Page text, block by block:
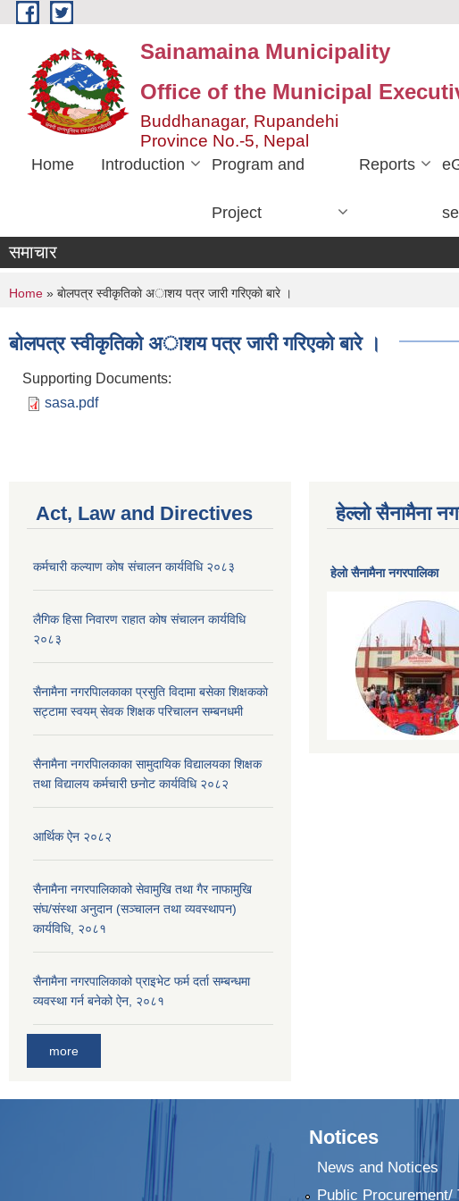
Skip to main content
Sainamaina Municipality
Office of the Municipal
Buddhanagar, Rupandehi
Province No.-5, Nepal
Home Introduction Program and
Project
Reports
समाचार
You are here
Home » बाेलपत्र स्वीकृतिकाे अाशय पत्र जारी गरिएकाे बारे ।
बाेलपत्र स्वीकृतिकाे अाशय पत्र जारी गरिएकाे बारे ।
Supporting Documents:
sasa.pdf
Act, Law and Directives
कर्मचारी कल्याण काेष संचालन कार्यविधि २०८३
लैगिक हिसा निवारण राहात कोष संचालन कार्यविधि
२०८३
सैनामैना नगरपािलकाका प्रसुति विदामा बसेका शिक्षककाे
सट्टामा स्वयम् सेवक शिक्षक परिचालन सम्बनधमी
सैनामैना नगरपािलकाका सामुदायिक विद्यालयका शिक्षक
तथा विद्यालय कर्मचारी छनाेट कार्यविधि २०८२
आर्थिक ऐन २०८२
सैनामैना नगरपालिकाको सेवामुखि तथा गैर नाफामुखि
संघ/संस्था अनुदान (सञ्चालन तथा व्यवस्थापन)
कार्यविधि, २०८१
सैनामैना नगरपालिकाको प्राइभेट फर्म दर्ता सम्बन्धमा
व्यवस्था गर्न बनेको ऐन, २०८१
more
हेल्लो सैनामैना
हेलाे सैनामैना नगरपालिका
Notices
News and Notices
Public Procurement/